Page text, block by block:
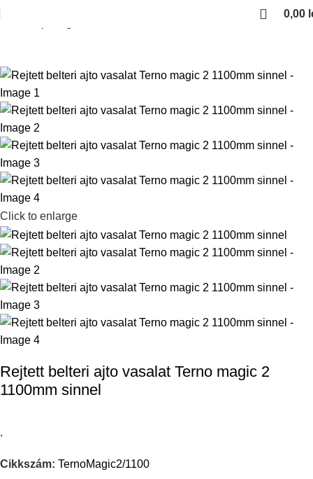
0,00
Click to enlarge
Rejtett belteri ajto vasalat Terno magic 2
1100mm sinnel
.
Cikkszám: TernoMagic2/1100